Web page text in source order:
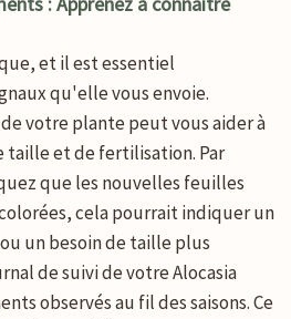
et il est essentiel
qu'elle vous envoie.
votre plante peut vous aider à
taille et de fertilisation. Par
que les nouvelles feuilles
cela pourrait indiquer un
un besoin de taille plus
de suivi de votre Alocasia
observés au fil des saisons. Ce